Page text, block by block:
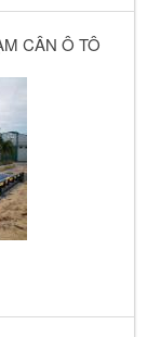
CÂN Ô TÔ